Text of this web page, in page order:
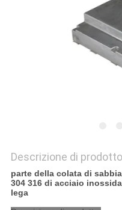
Descrizione di prodotto
parte della colata di
304 316 di acciaio
lega